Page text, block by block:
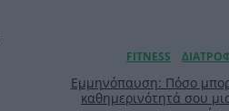
Εμμηνόπαυση: Πόσο
καθημερινότητά σου